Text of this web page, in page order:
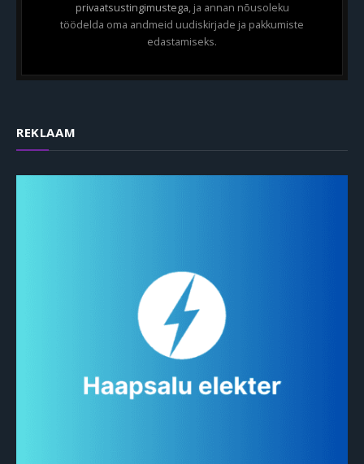
privaatsustingimustega, ja annan nõusoleku
töödelda oma andmeid uudiskirjade ja pakkumiste
edastamiseks.
REKLAAM